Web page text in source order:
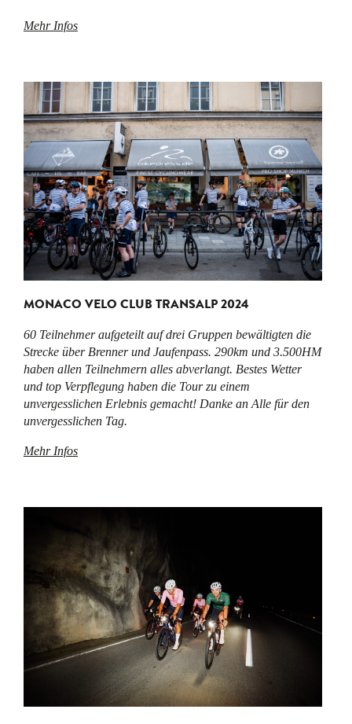
Mehr Infos
MONACO VELO CLUB TRANSALP 2024
60 Teilnehmer aufgeteilt auf drei Gruppen bewältigten die
Strecke über Brenner und Jaufenpass. 290km und 3.500HM
haben allen Teilnehmern alles abverlangt. Bestes Wetter
und top Verpflegung haben die Tour zu einem
unvergesslichen Erlebnis gemacht! Danke an Alle für den
unvergesslichen Tag.
Mehr Infos